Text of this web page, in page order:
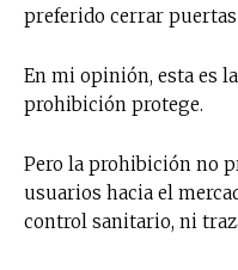
preferido cerrar
En mi opinión, esta es
prohibición protege.
Pero la prohibición no
usuarios hacia el
control sanitario, ni